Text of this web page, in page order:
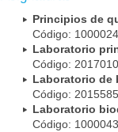
Principios de
Código:
Laboratorio
Código:
Laboratorio de
Código:
Laboratorio
Código: